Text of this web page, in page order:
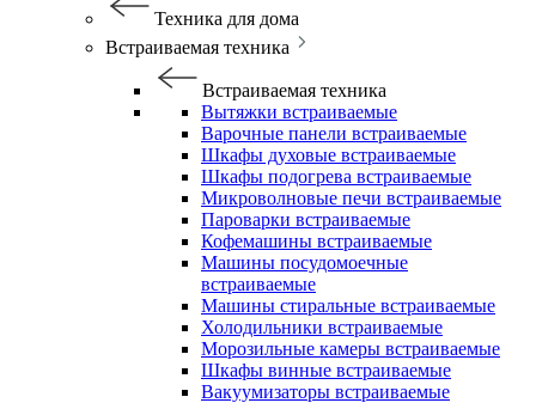
Техника для дома
Встраиваемая техника
Встраиваемая техника
Вытяжки встраиваемые
Варочные панели встраиваемые
Шкафы духовые встраиваемые
Шкафы подогрева встраиваемые
Микроволновые печи встраиваемые
Пароварки встраиваемые
Кофемашины встраиваемые
Машины посудомоечные
встраиваемые
Машины стиральные встраиваемые
Холодильники встраиваемые
Морозильные камеры встраиваемые
Шкафы винные встраиваемые
Вакуумизаторы встраиваемые